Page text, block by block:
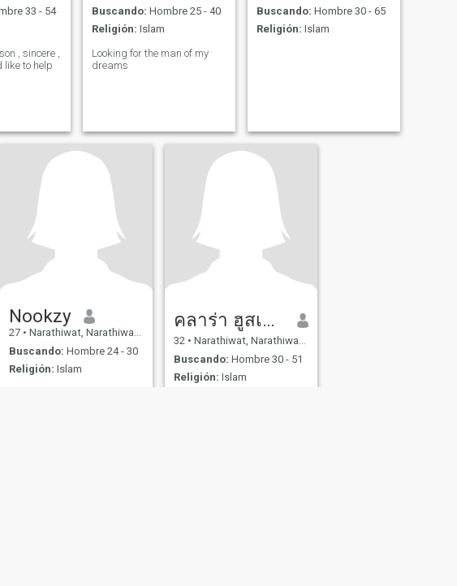
33 - 54
,
Buscando: Hombre 25 - 40
Religión: Islam
Looking for the man of my
dreams
Buscando: Hombre 30 - 65
Religión: Islam
Nookzy
27 • Narathiwat, Narathiwat, Tailandia
Buscando: Hombre 24 - 30
Religión: Islam
คลาร่า ฮูสเซ่น
32 • Narathiwat, Narathiwat, Tailandia
Buscando: Hombre 30 - 51
Religión: Islam